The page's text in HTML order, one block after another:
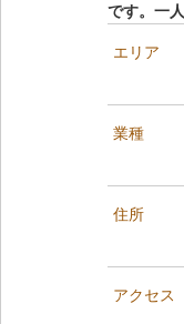
です。一
エリア
業種
住所
アクセス